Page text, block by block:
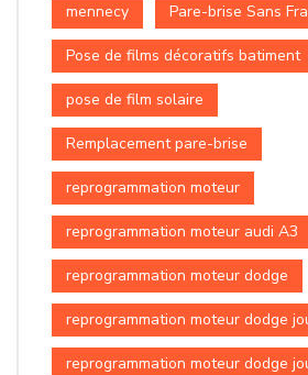
mennecy Pare-brise Sans
Pose de films décoratifs batiment
pose de film solaire
Remplacement pare-brise
reprogrammation moteur
reprogrammation moteur audi A3
reprogrammation moteur dodge
reprogrammation moteur dodge
reprogrammation moteur dodge